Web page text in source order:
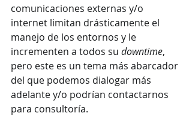
comunicaciones externas y/o
internet limitan drásticamente el
manejo de los entornos y le
incrementen a todos su downtime,
pero este es un tema más abarcador
del que podemos dialogar más
adelante y/o podrían contactarnos
para consultoría.